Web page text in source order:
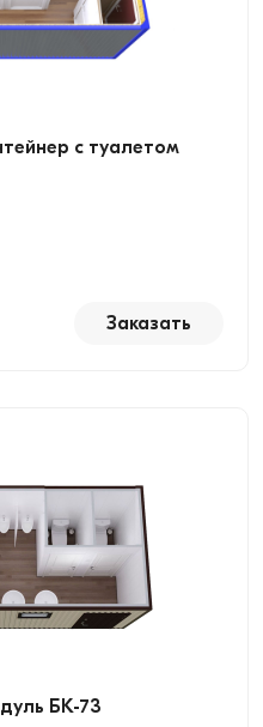
с туалетом
Заказать
БК-73